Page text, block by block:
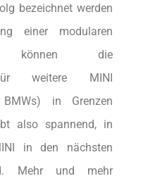
bezeichnet werden
einer modularen
können die
für weitere MINI
in Grenzen
also spannend, in
in den nächsten
Mehr und mehr